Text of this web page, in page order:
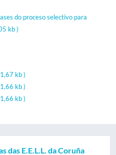
do proceso selectivo para
kb )
kb )
kb )
kb )
das E.E.L.L. da Coruña